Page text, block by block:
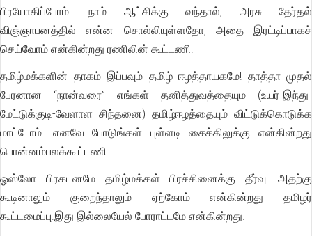
பிரயோகிப்போம். நாம் ஆட்சிக்கு வந்தால், அரசு தேர்தல்
விஞ்ஞாபனத்தில் என்ன சொல்லியுள்ளதோ, அதை இரட்டிப்பாகச்
செய்வோம் என்கின்றது ரணிலின் கூட்டணி.
தமிழ்மக்களின் தாகம் இப்பவும் தமிழ் ஈழத்தாயகமே! தாத்தா முதல்
பேரனான “நான்வரை” எங்கள் தனித்துவத்தையும (உயர்-இந்து-
மேட்டுக்குடி-வேளாள சிந்தனை) தமிழ்ஈழத்தையும் விட்டுக்கொடுக்க
மாட்டோம். எனவே போடுங்கள் புள்ளடி சைக்கிலுக்கு என்கின்றது
பொன்னம்பலக்கூட்டணி.
ஓஸ்லோ பிரகடனமே தமிழ்மக்கள் பிரச்சினைக்கு தீர்வு! அதற்கு
கூடினாலும் குறைந்தாலும் ஏற்கோம் என்கின்றது தமிழர்
கூட்டமைப்பு.இது இல்லையேல் போராட்டமே என்கின்றது.